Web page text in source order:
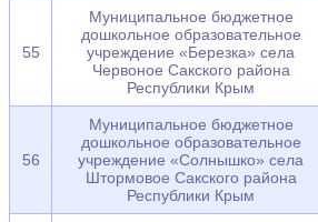
55
Муниципальное бюджетное
дошкольное образовательное
учреждение «Березка» села
Червоное Сакского района
Республики Крым
56
Муниципальное бюджетное
дошкольное образовательное
учреждение «Солнышко» села
Штормовое Сакского района
Республики Крым